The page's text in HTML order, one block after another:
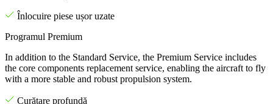
Înlocuire piese ușor uzate
Programul Premium
In addition to the Standard Service, the Premium Service includes
the core components replacement service, enabling the aircraft to fly
with a more stable and robust propulsion system.
Curățare profundă